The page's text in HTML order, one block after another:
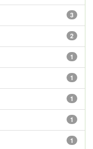
3
2
1
1
1
1
1